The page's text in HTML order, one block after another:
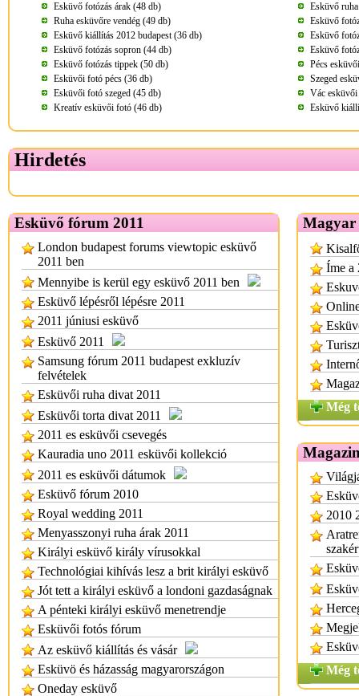
Esküvő fotózás árak (48 db)
Esküvő
Ruha esküvőre vendég (49 db)
Esküvő
Esküvő kiállítás 2012 budapest (36 db)
Esküvő
Esküvő fotózás sopron (44 db)
Esküvő
Esküvő fotózás tippek (50 db)
Pécs
Esküvői fotó pécs (36 db)
Szeged
Esküvői fotó szeged (45 db)
Vác
Kreatív esküvői fotó (46 db)
Esküvő
Hirdetés
Esküvő fórum 2011
London budapest forums viewtopic esküvő
2011 ben
Mennyibe is kerül egy esküvő 2011 ben
Esküvő lépésről lépésre 2011
2011 júniusi esküvő
Esküvő 2011
Samsung fórum 2011 budapest exkluzív
felvételek
Esküvői ruha divat 2011
Esküvői torta divat 2011
2011 es esküvői csevegés
Kauradia uno 2011 esküvői kollekció
2011 es esküvői dátumok
Esküvő fórum 2010
Royal wedding 2011
Menyasszonyi ruha árak 2011
Királyi esküvő király vírusokkal
Technológiai kihívás lesz a brit királyi esküvő
Jót tett a királyi esküvő a londoni gazdaságnak
A pénteki királyi esküvő menetrendje
Esküvői fotós fórum
Az esküvő kiállítás és vásár
Esküvö és házasság magyarországon
Oneday esküvő
Magyar
Íme a
Még
2010
Még